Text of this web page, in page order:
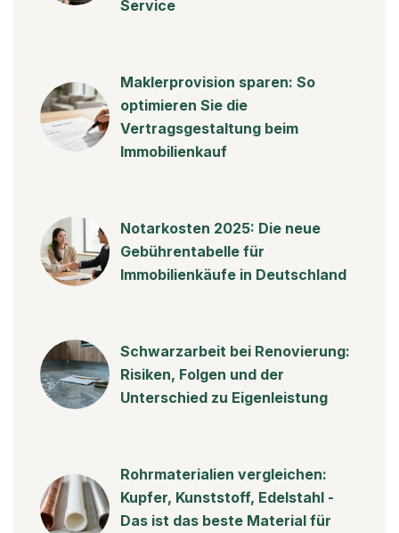
Service
Maklerprovision sparen: So
optimieren Sie die
Vertragsgestaltung beim
Immobilienkauf
Notarkosten 2025: Die neue
Gebührentabelle für
Immobilienkäufe in Deutschland
Schwarzarbeit bei Renovierung:
Risiken, Folgen und der
Unterschied zu Eigenleistung
Rohrmaterialien vergleichen:
Kupfer, Kunststoff, Edelstahl -
Das ist das beste Material für